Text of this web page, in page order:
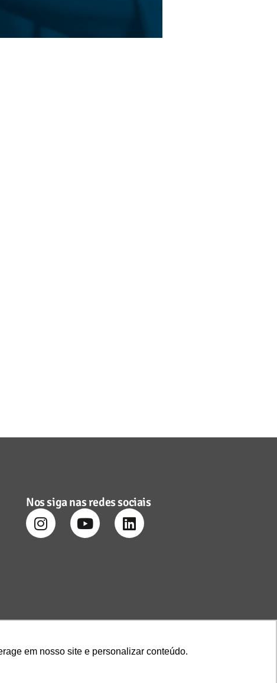
em nosso site e personalizar conteúdo.
Nos siga nas redes sociais